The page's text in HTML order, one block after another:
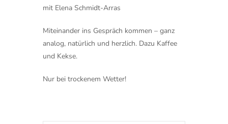
mit Elena Schmidt-Arras
Miteinander ins Gespräch kommen – ganz
analog, natürlich und herzlich. Dazu Kaffee
und Kekse.
Nur bei trockenem Wetter!